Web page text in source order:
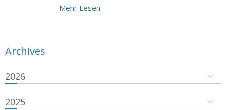
Mehr Lesen
Archives
2026
2025